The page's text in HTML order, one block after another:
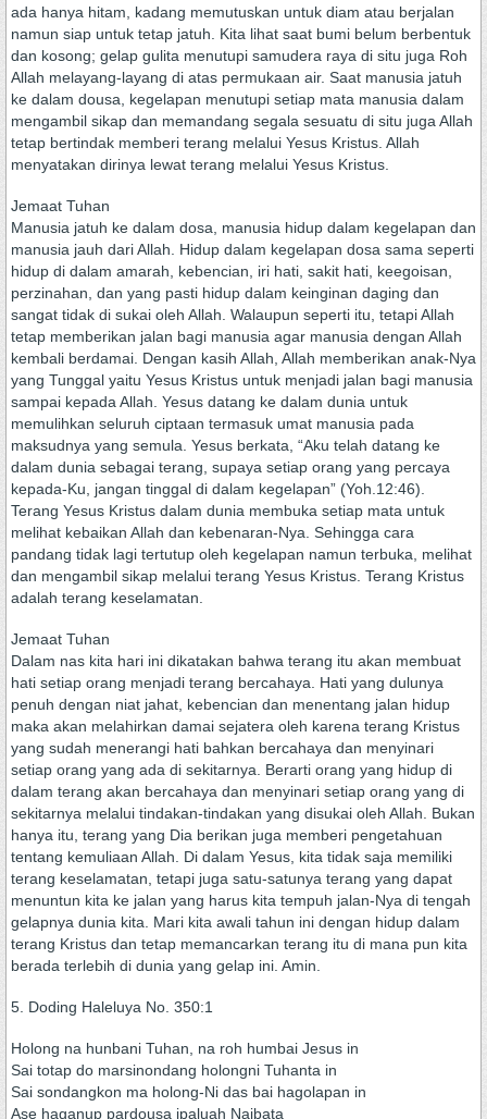
ada hanya hitam, kadang memutuskan untuk diam atau berjalan
namun siap untuk tetap jatuh. Kita lihat saat bumi belum berbentuk
dan kosong; gelap gulita menutupi samudera raya di situ juga Roh
Allah melayang-layang di atas permukaan air. Saat manusia jatuh
ke dalam dousa, kegelapan menutupi setiap mata manusia dalam
mengambil sikap dan memandang segala sesuatu di situ juga Allah
tetap bertindak memberi terang melalui Yesus Kristus. Allah
menyatakan dirinya lewat terang melalui Yesus Kristus.
Jemaat Tuhan
Manusia jatuh ke dalam dosa, manusia hidup dalam kegelapan dan
manusia jauh dari Allah. Hidup dalam kegelapan dosa sama seperti
hidup di dalam amarah, kebencian, iri hati, sakit hati, keegoisan,
perzinahan, dan yang pasti hidup dalam keinginan daging dan
sangat tidak di sukai oleh Allah. Walaupun seperti itu, tetapi Allah
tetap memberikan jalan bagi manusia agar manusia dengan Allah
kembali berdamai. Dengan kasih Allah, Allah memberikan anak-Nya
yang Tunggal yaitu Yesus Kristus untuk menjadi jalan bagi manusia
sampai kepada Allah. Yesus datang ke dalam dunia untuk
memulihkan seluruh ciptaan termasuk umat manusia pada
maksudnya yang semula. Yesus berkata, “Aku telah datang ke
dalam dunia sebagai terang, supaya setiap orang yang percaya
kepada-Ku, jangan tinggal di dalam kegelapan” (Yoh.12:46).
Terang Yesus Kristus dalam dunia membuka setiap mata untuk
melihat kebaikan Allah dan kebenaran-Nya. Sehingga cara
pandang tidak lagi tertutup oleh kegelapan namun terbuka, melihat
dan mengambil sikap melalui terang Yesus Kristus. Terang Kristus
adalah terang keselamatan.
Jemaat Tuhan
Dalam nas kita hari ini dikatakan bahwa terang itu akan membuat
hati setiap orang menjadi terang bercahaya. Hati yang dulunya
penuh dengan niat jahat, kebencian dan menentang jalan hidup
maka akan melahirkan damai sejatera oleh karena terang Kristus
yang sudah menerangi hati bahkan bercahaya dan menyinari
setiap orang yang ada di sekitarnya. Berarti orang yang hidup di
dalam terang akan bercahaya dan menyinari setiap orang yang di
sekitarnya melalui tindakan-tindakan yang disukai oleh Allah. Bukan
hanya itu, terang yang Dia berikan juga memberi pengetahuan
tentang kemuliaan Allah. Di dalam Yesus, kita tidak saja memiliki
terang keselamatan, tetapi juga satu-satunya terang yang dapat
menuntun kita ke jalan yang harus kita tempuh jalan-Nya di tengah
gelapnya dunia kita. Mari kita awali tahun ini dengan hidup dalam
terang Kristus dan tetap memancarkan terang itu di mana pun kita
berada terlebih di dunia yang gelap ini. Amin.
5. Doding Haleluya No. 350:1
Holong na hunbani Tuhan, na roh humbai Jesus in
Sai totap do marsinondang holongni Tuhanta in
Sai sondangkon ma holong-Ni das bai hagolapan in
Ase haganup pardousa ipaluah Naibata